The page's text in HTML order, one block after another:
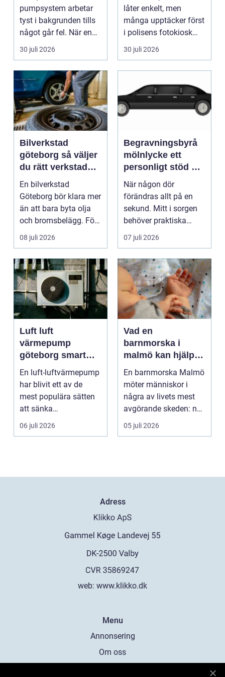
anläggningar året
runt
pumpsystem arbetar
tyst i bakgrunden tills
något går fel. När en
pump stannar hand...
30 juli 2026
låter enkelt, men
många upptäcker först
i polisens fotokiosk
eller hos fotografen...
30 juli 2026
Bilverkstad
göteborg så väljer
du rätt verkstad
för din bil
En bilverkstad
Göteborg bör klara mer
än att bara byta olja
och bromsbelägg. För
många bilägare i oc...
08 juli 2026
Begravningsbyrå
mölnlycke ett
personligt stöd när
någon gått bort
När någon dör
förändras allt på en
sekund. Mitt i sorgen
behöver praktiska
frågor få svar: var ska
b...
07 juli 2026
Luft luft
värmepump
göteborg smart
värme för
kustklimat
En luft-luftvärmepump
har blivit ett av de
mest populära sätten
att sänka
uppvärmningskostnad
er och ...
06 juli 2026
Vad en
barnmorska i
malmö kan hjälpa
till med genom
livets olika faser
En barnmorska Malmö
möter människor i
några av livets mest
avgörande skeden: när
en graviditet plane...
05 juli 2026
Adress
web: www.klikko.dk
Menu
Annonsering
Om oss